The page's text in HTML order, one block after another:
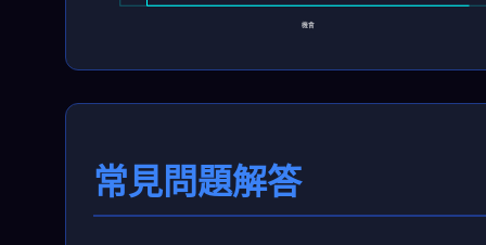
機會
常見問題解答